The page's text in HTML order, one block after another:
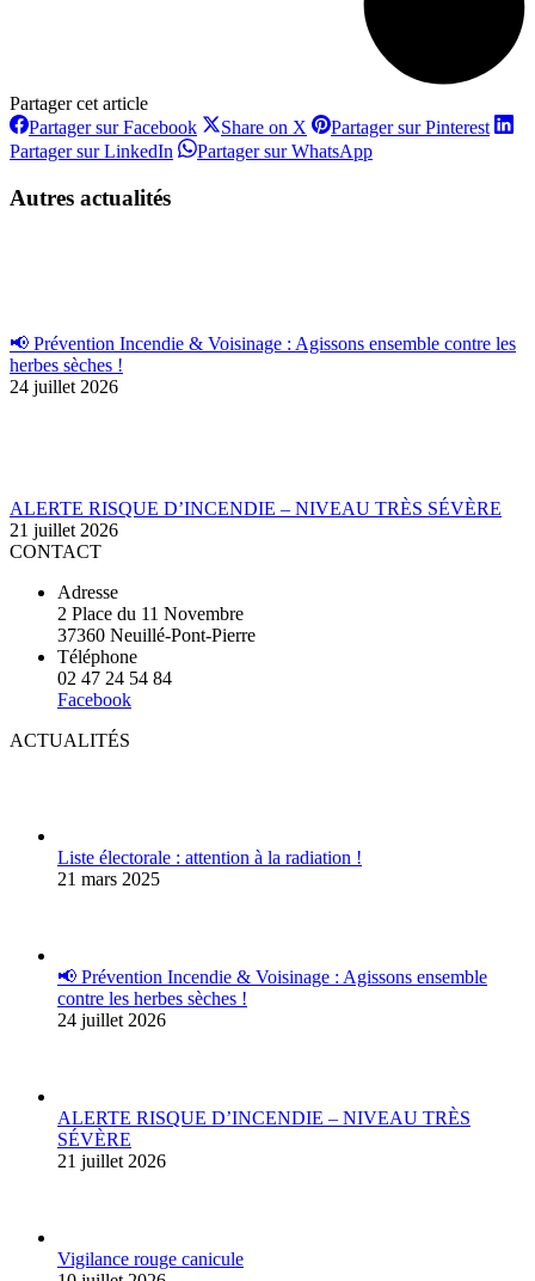
Partager cet article
Partager sur FacebookPartager
sur
Facebook
Share on X Partager
sur
X
Partager sur Pinterest
Partager sur LinkedIn Partager
Partager sur WhatsAppPartager
Autres actualités
📢 Prévention Incendie & Voisinage : Agissons ensemble contre les
herbes sèches !
24 juillet 2026
ALERTE RISQUE D’INCENDIE – NIVEAU TRÈS SÉVÈRE
21 juillet 2026
CONTACT
Adresse
2 Place du 11 Novembre
37360 Neuillé-Pont-Pierre
Téléphone
02 47 24 54 84
Facebook
ACTUALITÉS
Liste électorale : attention à la radiation !
21 mars 2025
📢 Prévention Incendie & Voisinage : Agissons ensemble
contre les herbes sèches !
24 juillet 2026
ALERTE RISQUE D’INCENDIE – NIVEAU TRÈS
SÉVÈRE
21 juillet 2026
Vigilance rouge canicule